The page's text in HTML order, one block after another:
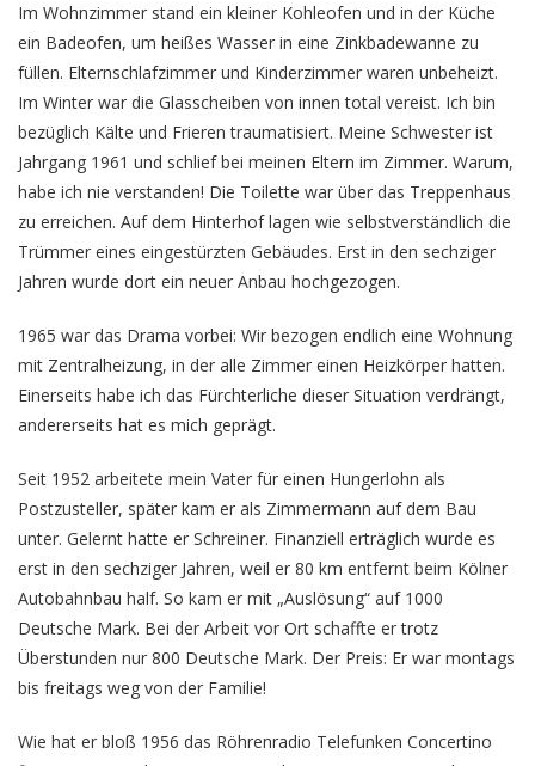
Im Wohnzimmer stand ein kleiner Kohleofen und in der Küche
ein Badeofen, um heißes Wasser in eine Zinkbadewanne zu
füllen. Elternschlafzimmer und Kinderzimmer waren unbeheizt.
Im Winter war die Glasscheiben von innen total vereist. Ich bin
bezüglich Kälte und Frieren traumatisiert. Meine Schwester ist
Jahrgang 1961 und schlief bei meinen Eltern im Zimmer. Warum,
habe ich nie verstanden! Die Toilette war über das Treppenhaus
zu erreichen. Auf dem Hinterhof lagen wie selbstverständlich die
Trümmer eines eingestürzten Gebäudes. Erst in den sechziger
Jahren wurde dort ein neuer Anbau hochgezogen.
1965 war das Drama vorbei: Wir bezogen endlich eine Wohnung
mit Zentralheizung, in der alle Zimmer einen Heizkörper hatten.
Einerseits habe ich das Fürchterliche dieser Situation verdrängt,
andererseits hat es mich geprägt.
Seit 1952 arbeitete mein Vater für einen Hungerlohn als
Postzusteller, später kam er als Zimmermann auf dem Bau
unter. Gelernt hatte er Schreiner. Finanziell erträglich wurde es
erst in den sechziger Jahren, weil er 80 km entfernt beim Kölner
Autobahnbau half. So kam er mit „Auslösung“ auf 1000
Deutsche Mark. Bei der Arbeit vor Ort schaffte er trotz
Überstunden nur 800 Deutsche Mark. Der Preis: Er war montags
bis freitags weg von der Familie!
Wie hat er bloß 1956 das Röhrenradio Telefunken Concertino